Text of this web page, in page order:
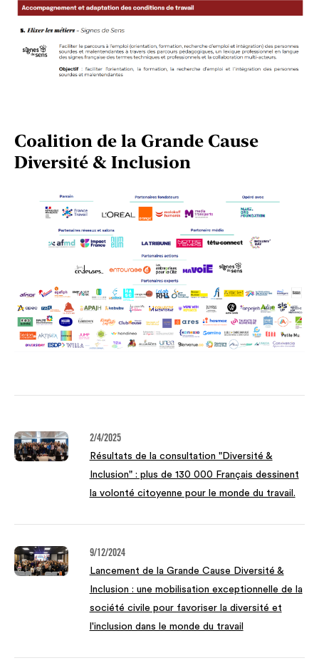
Coalition de la Grande Cause
Diversité & Inclusion
2/4/2025
Résultats de la consultation "Diversité &
Inclusion" : plus de 130 000 Français dessinent
la volonté citoyenne pour le monde du travail.
9/12/2024
Lancement de la Grande Cause Diversité &
Inclusion : une mobilisation exceptionnelle de la
société civile pour favoriser la diversité et
l'inclusion dans le monde du travail